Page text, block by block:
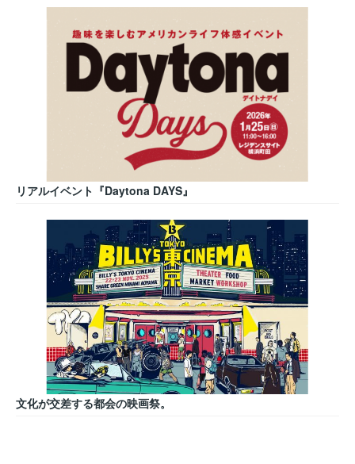
リアルイベント『Daytona DAYS』
文化が交差する都会の映画祭。